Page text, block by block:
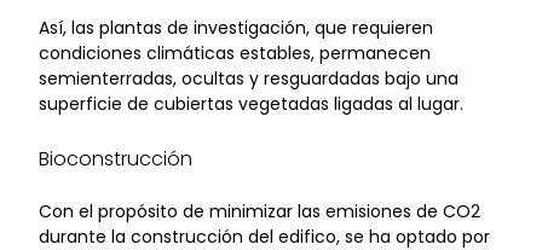
Así, las plantas de investigación, que requieren
condiciones climáticas estables, permanecen
semienterradas, ocultas y resguardadas bajo una
superficie de cubiertas vegetadas ligadas al lugar.
Bioconstrucción
Con el propósito de minimizar las emisiones de CO2
durante la construcción del edifico, se ha optado por